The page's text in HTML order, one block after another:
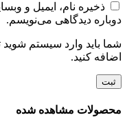
ذخیره نام، ایمیل و
دوباره دیدگاهی می‌نویسم.
شما باید وارد سیستم شوید
اضافه کنید.
محصولات مشاهده شده